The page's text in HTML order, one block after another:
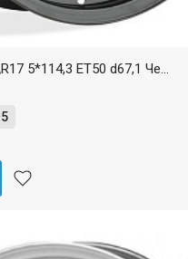
5*114,3 ET50 d67,1 Че...
5